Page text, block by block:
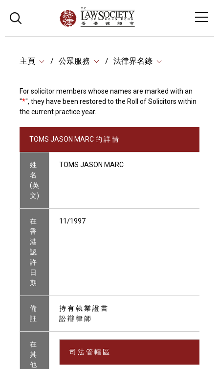
主頁 公眾服務 法律界名錄
For solicitor members whose names are marked with an
"*", they have been restored to the Roll of Solicitors within
the current practice year.
TOMS JASON MARC 的 詳 情
姓
名
(英
文)
TOMS JASON MARC
在
香
港
認
許
日
期
11/1997
備
註
持 有 執 業 證 書
訟 辯 律 師
在
其
他
司 法 管 轄 區